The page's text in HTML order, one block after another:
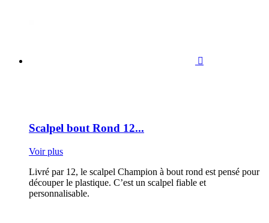

Scalpel bout Rond 12...
Voir plus
Livré par 12, le scalpel Champion à bout rond est pensé pour
découper le plastique. C’est un scalpel fiable et
personnalisable.